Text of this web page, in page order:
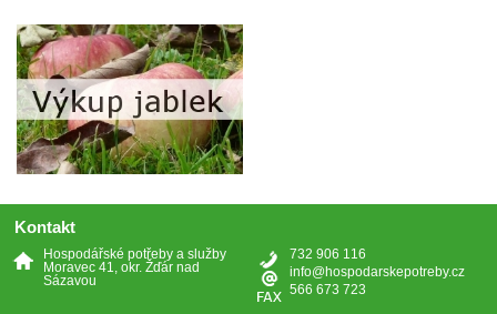
Kontakt
Hospodářské potřeby a služby
Moravec 41, okr. Žďár nad
Sázavou
732 906 116
info@hospodarskepotreby.cz
566 673 723